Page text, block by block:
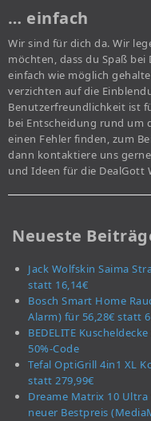
… einfach
Wir sind für dich da. Wir
möchten, dass du Spaß
einfach wie möglich
verzichten auf die
Benutzerfreundlichkeit ist
bei Entscheidung rund um
einen Fehler finden, zum
dann kontaktiere uns
und Ideen für die DealGott
Neueste
Jack Wolfskin Saima
statt 16,14€
Bosch Smart Home
Alarm) für 56,28€ statt
BEDELITE
50%-Code
Tefal OptiGrill 4in1 XL
statt 279,99€
Dreame Matrix 10
neuer Bestpreis